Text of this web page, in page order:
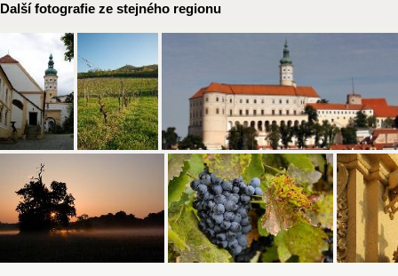
Další fotografie ze stejného regionu